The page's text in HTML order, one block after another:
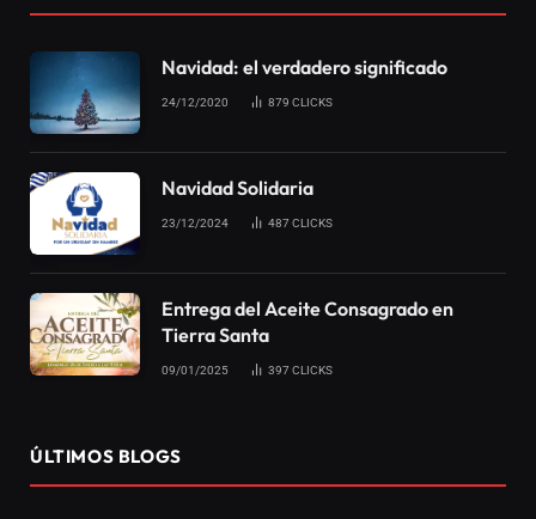
Navidad: el verdadero significado
24/12/2020 879 CLICKS
Navidad Solidaria
23/12/2024 487 CLICKS
Entrega del Aceite Consagrado en
Tierra Santa
09/01/2025 397 CLICKS
ÚLTIMOS BLOGS